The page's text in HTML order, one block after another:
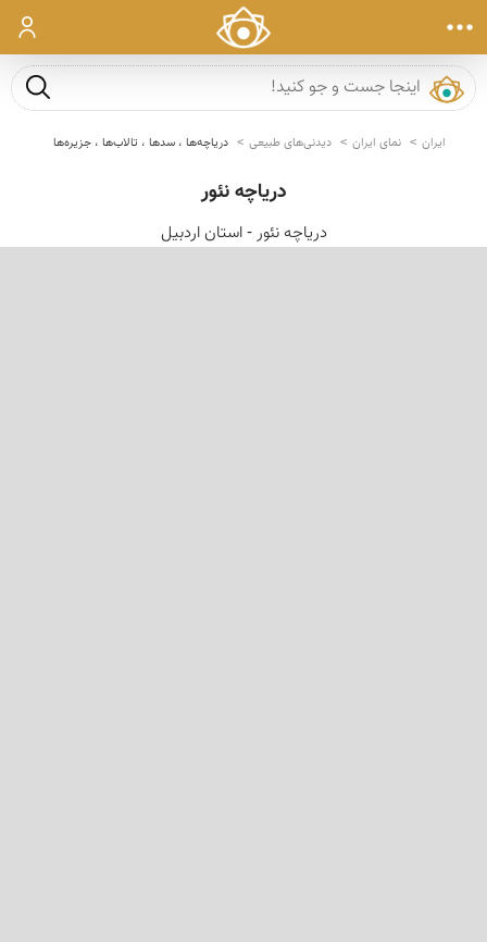
ورود
جست و
ایران نمای ایران دیدنی‌های طبیعی دریاچه‌ها ، سدها ، تالاب‌ها ، جزیره‌ها
دریاچه نئور
دریاچه نئور - استان اردبیل